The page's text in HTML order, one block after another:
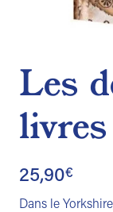
Les
livres
25,90€
Dans le